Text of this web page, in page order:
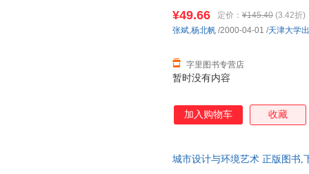
暂时没有内容
¥49.66 定价： ¥145.40 (3.42折)
字里图书专营店
张斌,杨北帆 /2000-04-01 /天津大学
加入购物车 收藏
城市设计与环境艺术 正版图书,